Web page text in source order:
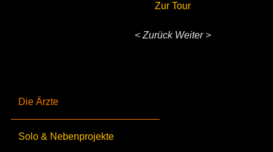
Die Ärzte
Solo & Nebenprojekte
Zur Tour
< Zurück Weiter >